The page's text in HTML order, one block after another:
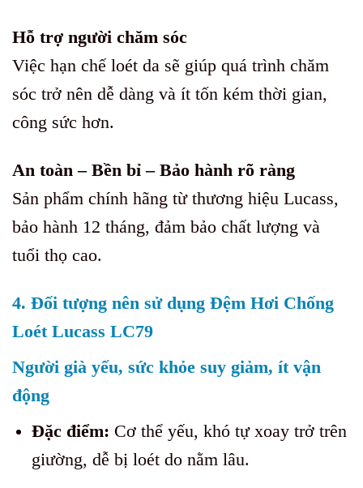
Hỗ trợ người chăm sóc
Việc hạn chế loét da sẽ giúp quá trình chăm
sóc trở nên dễ dàng và ít tốn kém thời gian,
công sức hơn.
An toàn – Bền bỉ – Bảo hành rõ ràng
Sản phẩm chính hãng từ thương hiệu Lucass,
bảo hành 12 tháng, đảm bảo chất lượng và
tuổi thọ cao.
4. Đối tượng nên sử dụng Đệm Hơi Chống
Loét Lucass LC79
Người già yếu, sức khỏe suy giảm, ít vận
động
Đặc điểm: Cơ thể yếu, khó tự xoay trở trên
giường, dễ bị loét do nằm lâu.